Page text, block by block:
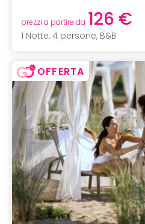
prezzi a partire da 126 €
1 Notte, 4 persone, B&B
OFFERTA